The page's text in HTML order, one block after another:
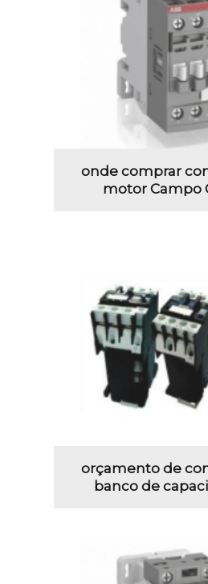
onde comprar
motor Campo
orçamento de
banco de